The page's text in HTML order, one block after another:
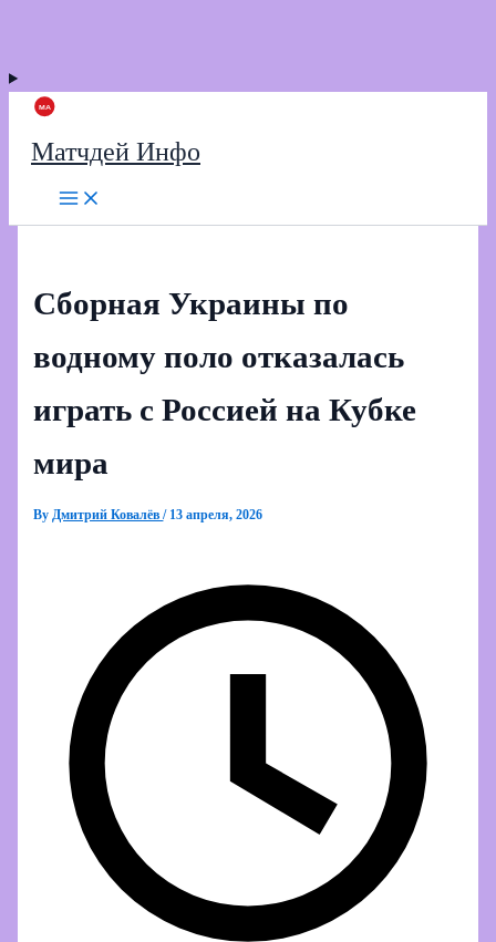
Матчдей Инфо
Сборная Украины по
водному поло отказалась
играть с Россией на Кубке
мира
ByДмитрий Ковалёв/ 13 апреля, 2026